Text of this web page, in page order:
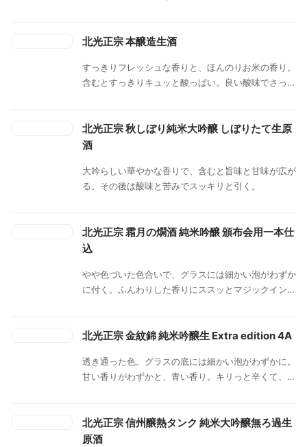
北光正宗 本醸造生酒
すっきりフレッシュな香りと、ほんのりお米の香り。
含むとすっきりキュッと酸っぱい。良い酸味でさっぱ
りあり、ほんのり辛みもある。ふっと消えてキレ良
し。
北光正宗 秋しぼり純米大吟醸 しぼりたて生原
酒
大吟らしい華やかな香りで、含むと旨味と甘味が広が
る。その後は酸味と苦みでスッキリと引く。
北光正宗 霜月の燗酒 純米吟醸 頒布会用一本仕
込
やや色づいた色合いで、グラスには細かい泡がわずか
に付く。ふんわりした香りにススッとマジックイン
ぽさも少しある。冷やでは水のよう。旨みのある一定
良い。熱燗ではお米の香りとしっとり苦い香りの一瞬
後にするっと無味へ。温度が下がってくるとねっとり
北光正宗 金紋錦 純米吟醸生 Extra edition 4A
透き通った色。グラスの底には細かい泡がわずかに。
甘い香りがわずかと、青い香り。キリっと辛くて、綺
はすっきりさっぱりの辛口酒。杯を進めていくと、相
変わらず一瞬青い金紋錦の旨みを感じるが、後味にも
北光正宗 信州醸熱タンク 純米大吟醸無ろ過生
原酒